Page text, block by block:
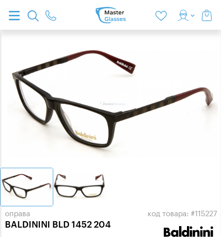
оправа
BALDININI BLD 1452 204
код товара: #115227